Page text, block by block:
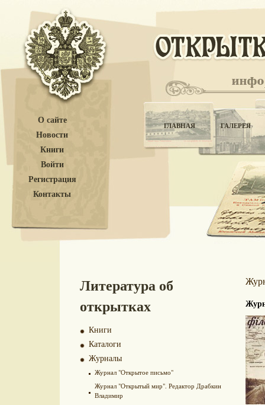
О сайте
Новости
Книги
Войти
Регистрация
Контакты
ГЛАВНАЯ ГАЛЕРЕЯ
Литература об
открытках
Книги
Каталоги
Журналы
Журнал "Открытое письмо"
Журнал "Открытый мир". Редактор Драбкин
Владимир